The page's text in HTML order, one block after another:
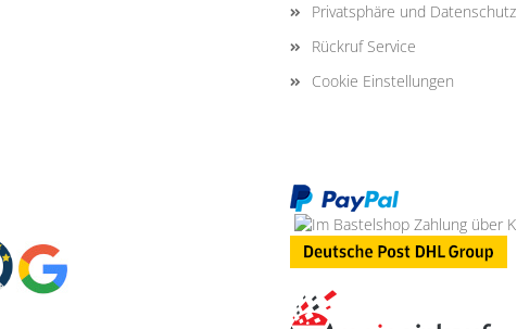
Privatsphäre und Datenschutz
Rückruf Service
Cookie Einstellungen